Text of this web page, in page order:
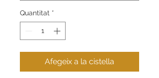
Quantitat *
Afegeix a la cistella